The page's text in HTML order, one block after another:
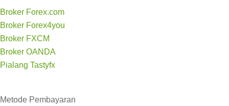
Broker Forex.com
Broker Forex4you
Broker FXCM
Broker OANDA
Pialang Tastyfx
Metode Pembayaran